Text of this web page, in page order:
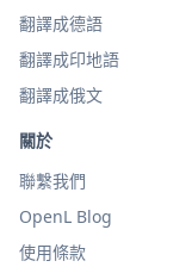
翻譯成德語
翻譯成印地語
翻譯成俄文
關於
聯繫我們
OpenL Blog
使用條款